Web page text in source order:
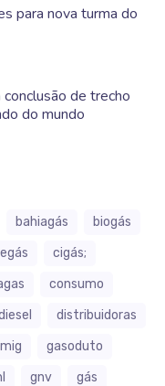
para nova turma do
de trecho
do mundo
bahiagás
biogás
cigás;
consumo
distribuidoras
gasoduto
gnv
gás